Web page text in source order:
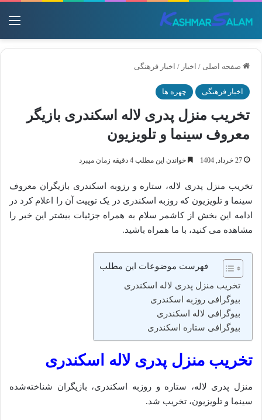
صفحه اصلی / اخبار / اخبار فرهنگی
اخبار فرهنگی چهره ها
تخریب منزل پدری لاله اسکندری بازیگر
معروف سینما و تلویزیون
27 خرداد, 1404 خواندن این مطلب 4 دقیقه زمان میبرد
تخریب منزل پدری لاله، ستاره و رزوبه اسکندری بازیگران معروف
سینما و تلویزیون که روزبه اسکندری در یک توییت آن را اعلام کرد در
ادامه این بخش از کاشمر سلام به همراه جزئیات بیشتر این خبر را
مشاهده می کنید، با ما همراه باشید.
فهرست موضوعات این مطلب
تخریب منزل پدری لاله اسکندری
بیوگرافی روزبه اسکندری
بیوگرافی لاله اسکندری
بیوگرافی ستاره اسکندری
تخریب منزل پدری لاله اسکندری
منزل پدری لاله، ستاره و روزبه اسکندری، بازیگران شناخته‌شده
سینما و تلویزیون، تخریب شد.